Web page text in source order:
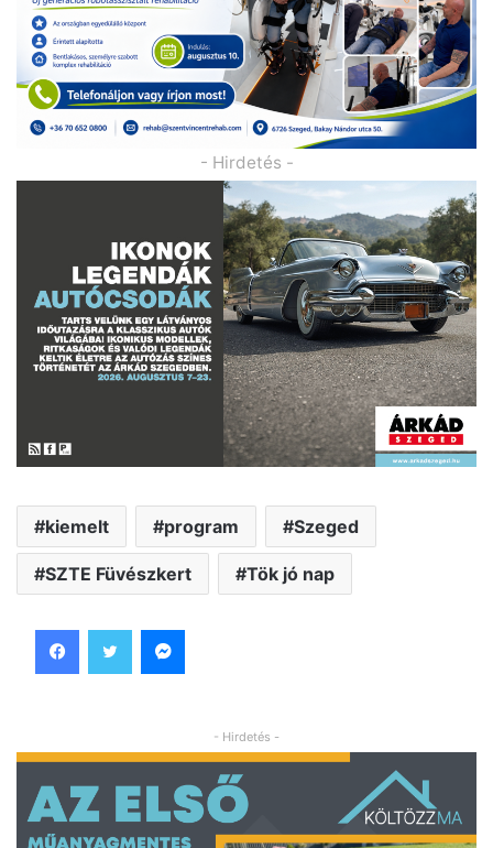
- Hirdetés -
kiemelt program Szeged
SZTE Füvészkert Tök jó nap
- Hirdetés -